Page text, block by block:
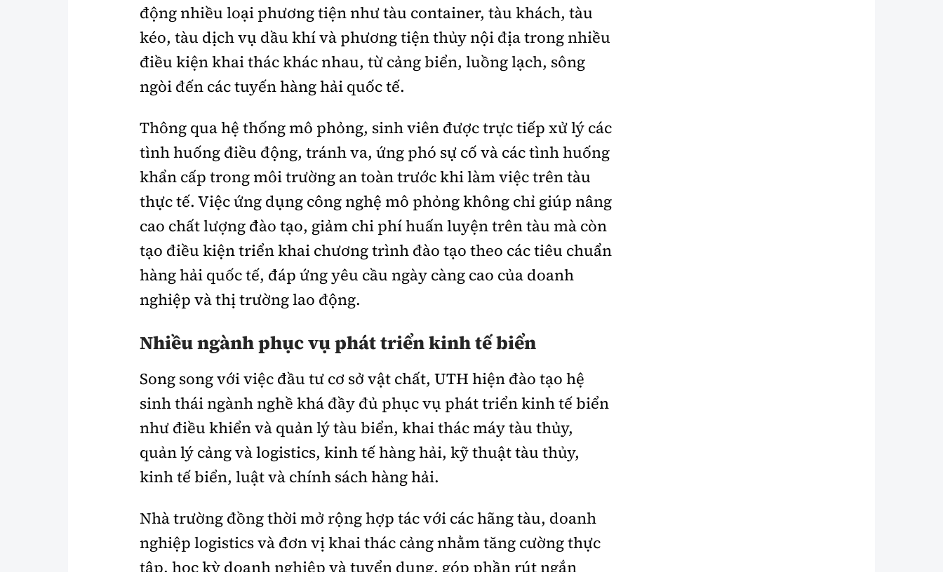
động nhiều loại phương tiện như tàu container, tàu khách, tàu
kéo, tàu dịch vụ dầu khí và phương tiện thủy nội địa trong nhiều
điều kiện khai thác khác nhau, từ cảng biển, luồng lạch, sông
ngòi đến các tuyến hàng hải quốc tế.
Thông qua hệ thống mô phỏng, sinh viên được trực tiếp xử lý các
tình huống điều động, tránh va, ứng phó sự cố và các tình huống
khẩn cấp trong môi trường an toàn trước khi làm việc trên tàu
thực tế. Việc ứng dụng công nghệ mô phỏng không chỉ giúp nâng
cao chất lượng đào tạo, giảm chi phí huấn luyện trên tàu mà còn
tạo điều kiện triển khai chương trình đào tạo theo các tiêu chuẩn
hàng hải quốc tế, đáp ứng yêu cầu ngày càng cao của doanh
nghiệp và thị trường lao động.
Nhiều ngành phục vụ phát triển kinh tế biển
Song song với việc đầu tư cơ sở vật chất, UTH hiện đào tạo hệ
sinh thái ngành nghề khá đầy đủ phục vụ phát triển kinh tế biển
như điều khiển và quản lý tàu biển, khai thác máy tàu thủy,
quản lý cảng và logistics, kinh tế hàng hải, kỹ thuật tàu thủy,
kinh tế biển, luật và chính sách hàng hải.
Nhà trường đồng thời mở rộng hợp tác với các hãng tàu, doanh
nghiệp logistics và đơn vị khai thác cảng nhằm tăng cường thực
tập, học kỳ doanh nghiệp và tuyển dụng, góp phần rút ngắn